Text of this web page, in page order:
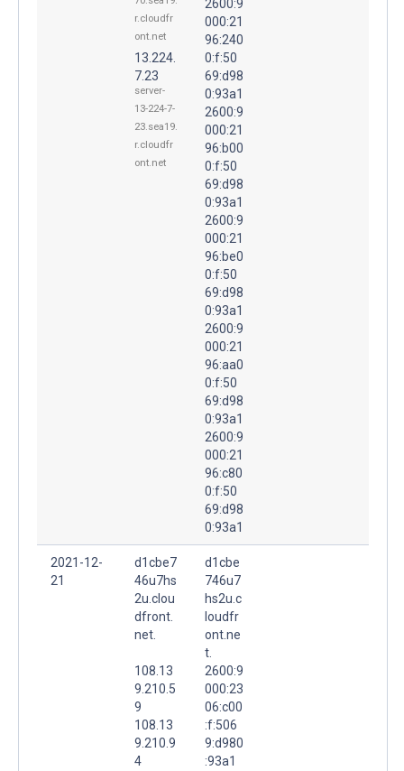
r.cloudfr
ont.net
13.224.
7.23
server-
13-224-7-
23.sea19.
r.cloudfr
ont.net
2600:9
000:21
96:240
0:f:50
69:d98
0:93a1
2600:9
000:21
96:b00
0:f:50
69:d98
0:93a1
2600:9
000:21
96:be0
0:f:50
69:d98
0:93a1
2600:9
000:21
96:aa0
0:f:50
69:d98
0:93a1
2600:9
000:21
96:c80
0:f:50
69:d98
0:93a1
2021-12-
21
d1cbe7
46u7hs
2u.clou
dfront.
net.
108.13
9.210.5
9
108.13
9.210.9
4
d1cbe
746u7
hs2u.c
loudfr
ont.ne
t.
2600:9
000:23
06:c00
:f:506
9:d980
:93a1